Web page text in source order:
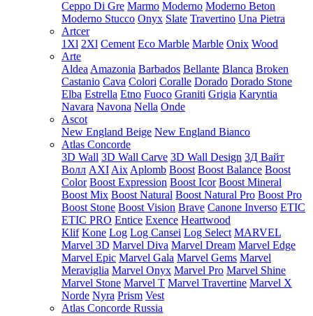
Ceppo Di Gre Marmo Moderno Moderno Beton
Moderno Stucco Onyx Slate Travertino Una Pietra
Artcer
1Xl 2Xl Cement Eco Marble Marble Onix Wood
Arte
Aldea Amazonia Barbados Bellante Blanca Broken
Castanio Cava Colori Coralle Dorado Dorado Stone
Elba Estrella Etno Fuoco Graniti Grigia Karyntia
Navara Navona Nella Onde
Ascot
New England Beige New England Bianco
Atlas Concorde
3D Wall 3D Wall Carve 3D Wall Design 3Д Вайт
Волл AXI Aix Aplomb Boost Boost Balance Boost
Color Boost Expression Boost Icor Boost Mineral
Boost Mix Boost Natural Boost Natural Pro Boost Pro
Boost Stone Boost Vision Brave Canone Inverso ETIC
ETIC PRO Entice Exence Heartwood
Klif Kone Log Log Cansei Log Select MARVEL
Marvel 3D Marvel Diva Marvel Dream Marvel Edge
Marvel Epic Marvel Gala Marvel Gems Marvel
Meraviglia Marvel Onyx Marvel Pro Marvel Shine
Marvel Stone Marvel T Marvel Travertine Marvel X
Norde Nyra Prism Vest
Atlas Concorde Russia